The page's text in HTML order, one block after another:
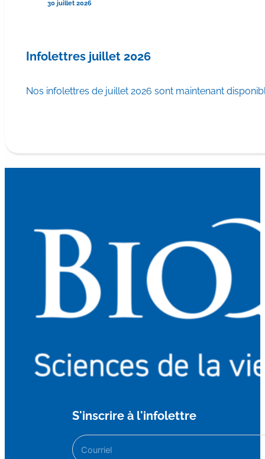
30 juillet 2026
Infolettres juillet 2026
Nos infolettres de juillet 2026 sont maintenant
S'inscrire à l'infolettre